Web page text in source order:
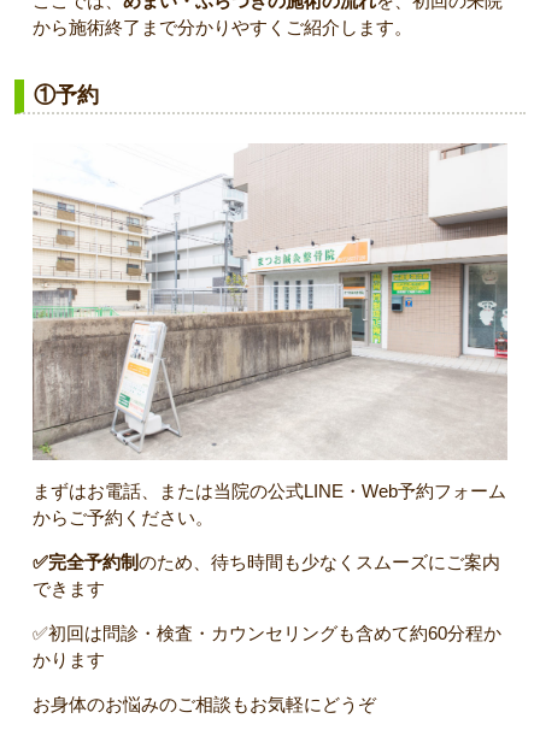
から施術終了まで分かりやすくご紹介します。
①予約
まずはお電話、または当院の公式LINE・Web予約フォーム
からご予約ください。
✅完全予約制のため、待ち時間も少なくスムーズにご案内
できます
✅初回は問診・検査・カウンセリングも含めて約60分程か
かります
お身体のお悩みのご相談もお気軽にどうぞ